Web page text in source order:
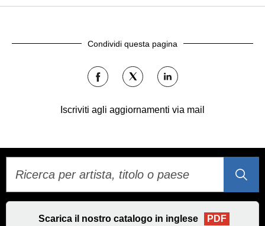
Condividi questa pagina
Condividi
su
Condividi
su
Condividi
su
Iscriviti agli aggiornamenti via mail
Scarica il nostro catalogo in inglese PDF